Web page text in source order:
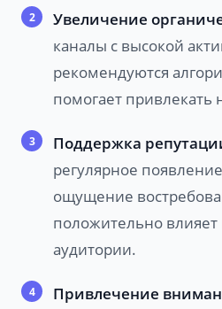
Увеличение
каналы с высокой
рекомендуются
помогает
Поддержка
регулярное
ощущение
положительно влияет
аудитории.
Привлечение